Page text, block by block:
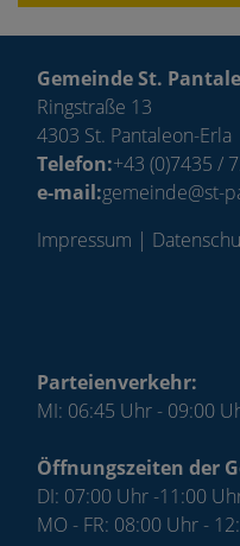
Gemeinde St.
Ringstraße 13
4303 St. Pantaleon-Erla
Telefon:+43 (0)7435 /
e-mail:gemeinde@st-
Impressum |
Parteienverkehr:
MI: 06:45 Uhr - 09:00
Öffnungszeiten der
DI: 07:00 Uhr -11:00
MO - FR: 08:00 Uhr -